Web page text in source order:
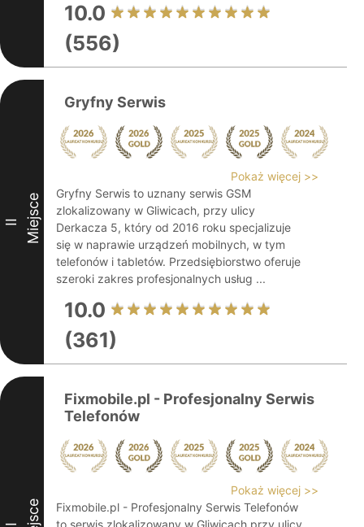
10.0
(556)
II Miejsce
Gryfny Serwis
Pokaż więcej >>
Gryfny Serwis to uznany serwis GSM
zlokalizowany w Gliwicach, przy ulicy
Derkacza 5, który od 2016 roku specjalizuje
się w naprawie urządzeń mobilnych, w tym
telefonów i tabletów. Przedsiębiorstwo oferuje
szeroki zakres profesjonalnych usług ...
10.0
(361)
Fixmobile.pl - Profesjonalny Serwis
Telefonów
Pokaż więcej >>
Fixmobile.pl - Profesjonalny Serwis Telefonów
to serwis zlokalizowany w Gliwicach przy ulicy